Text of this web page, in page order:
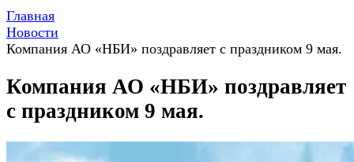
Главная
Новости
Компания АО «НБИ» поздравляет с праздником 9 мая.
Компания АО «НБИ» поздравляет
с праздником 9 мая.